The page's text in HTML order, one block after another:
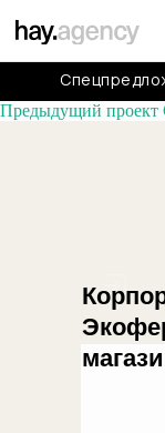
Предыдущий проект
Мы свяжемся с вами в
вопросы и обсудить, какую